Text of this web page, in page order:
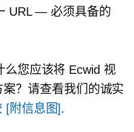
URL —必须具备的
么您应该将 Ecwid 视
？请查看我们的诚实
[附信息图].